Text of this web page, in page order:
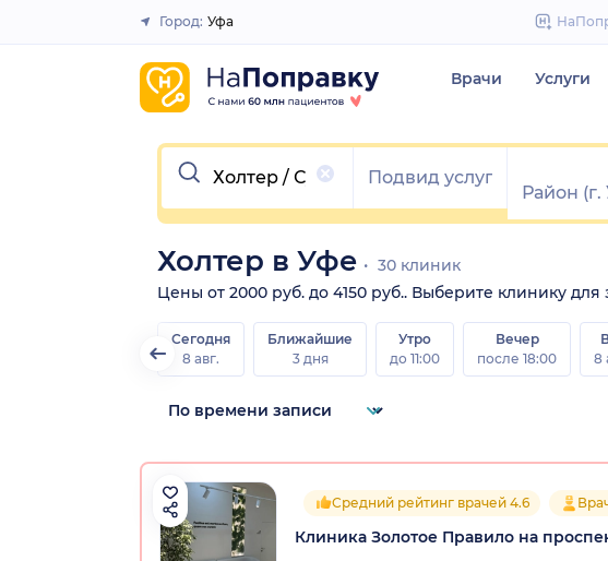
Закрыть
Город: Уфа
Врачи Услуги
Очистить
Холтер в Уфе
30 клиник
Цены от 2000 руб. до 4150 руб.. Выберите клинику
Сегодня
8 авг.
Ближайшие
3 дня
Утро
до 11:00
Вечер
после 18:00
8
Средний рейтинг врачей 4.6
Клиника Золотое Правило на